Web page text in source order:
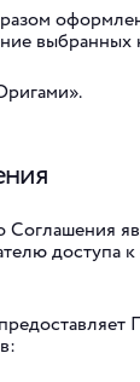
выбранных
доступа